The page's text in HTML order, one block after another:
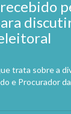
trata sobre a
e Procurador